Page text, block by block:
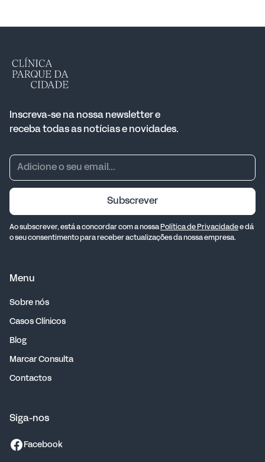
Inscreva-se na nossa newsletter e
receba todas as notícias e novidades.
Subscrever
Ao subscrever, está a concordar com a nossa Política de Privacidadee dá
o seu consentimento para receber actualizações da nossa empresa.
Menu
Sobre nós
Casos Clínicos
Blog
Marcar Consulta
Contactos
Siga-nos
Facebook